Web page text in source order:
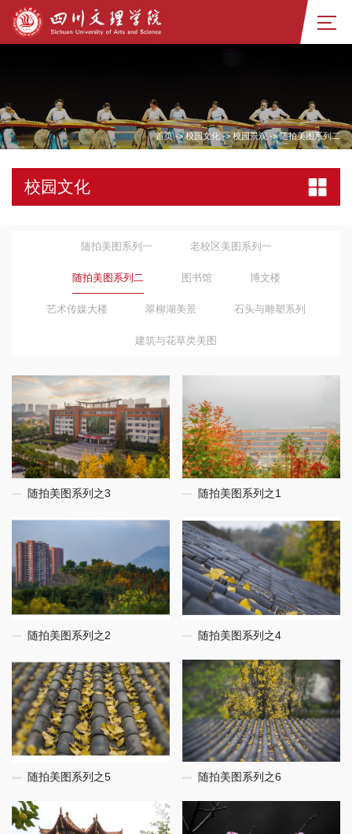
首页->校园文化->校园景观 ->随拍美图系列二
校园文化
随拍美图系列一 老校区美图系列一
随拍美图系列二 图书馆 博文楼
艺术传媒大楼 翠柳湖美景 石头与雕塑系列
建筑与花草类美图
随拍美图系列之3 随拍美图系列之1
随拍美图系列之2 随拍美图系列之4
随拍美图系列之5 随拍美图系列之6